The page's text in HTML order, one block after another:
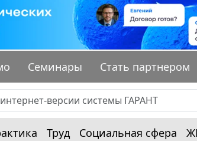
Семинары Стать партнером
Труд Социальная сфера